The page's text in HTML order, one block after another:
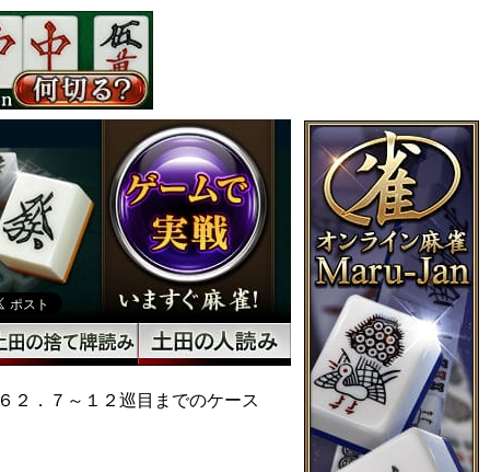
２．７～１２巡目までのケース